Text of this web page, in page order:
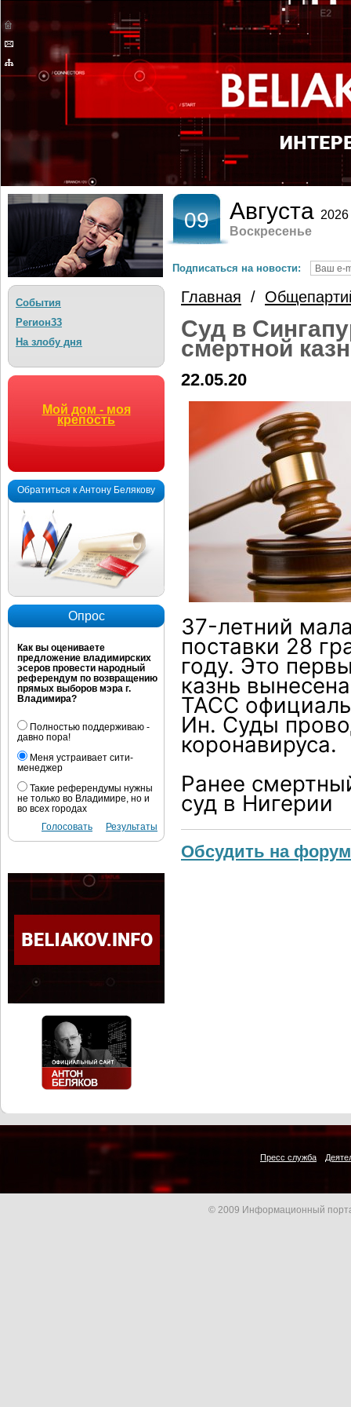
Подписаться на новости:
События
Регион33
На злобу дня
Мой дом - моя
крепость
Обратиться к Антону Белякову
Опрос
Как вы оцениваете
предложение владимирских
эсеров провести народный
референдум по возвращению
прямых выборов мэра г.
Владимира?
Полностью поддерживаю -
давно пора!
Меня устраивает сити-
менеджер
Такие референдумы нужны
не только во Владимире, но и
во всех городах
Результаты
Голосовать
09 Августа 2026
Воскресенье
Главная /
Суд в
смертной
22.05.20
37-летний
поставки 28
году. Это
казнь
ТАСС
Ин. Суды
коронавируса.
Ранее
суд в Нигерии
Обсудить на
Пресс служба
© 2009 Информационный